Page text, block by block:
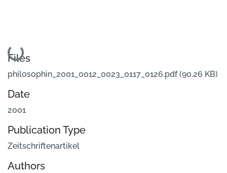
Loading...
Files
philosophin_2001_0012_0023_0117_0126.pdf(90.26 KB)
Date
2001
Publication Type
Zeitschriftenartikel
Authors